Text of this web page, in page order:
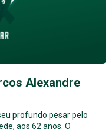
Alexandre
profundo pesar pelo
aos 62 anos. O